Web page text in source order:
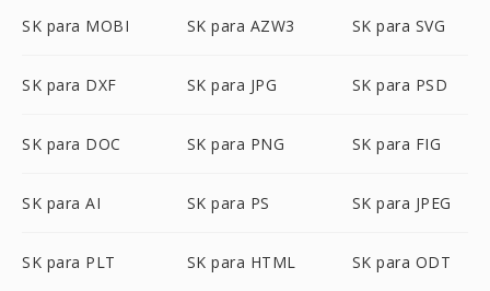
SK para MOBI SK para AZW3 SK para SVG
SK para DXF SK para JPG SK para PSD
SK para DOC SK para PNG SK para FIG
SK para AI SK para PS SK para JPEG
SK para PLT SK para HTML SK para ODT